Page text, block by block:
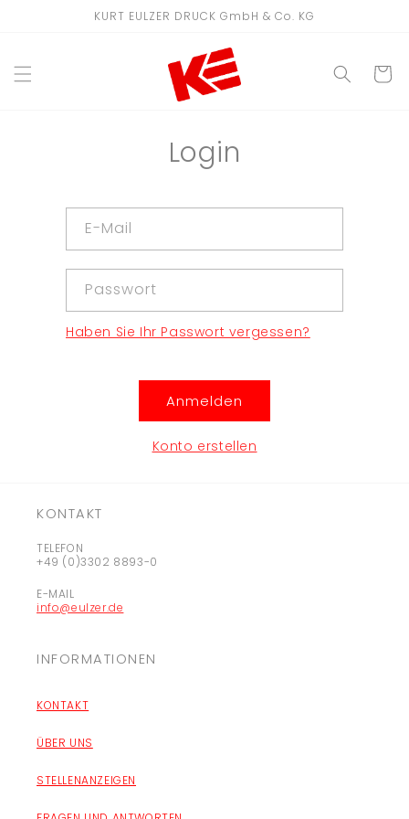
KURT EULZER DRUCK GmbH & Co. KG
Login
E-Mail
Passwort
Haben Sie Ihr Passwort vergessen?
Anmelden
Konto erstellen
KONTAKT
TELEFON
+49 (0)3302 8893-0
E-MAIL
info@eulzer.de
INFORMATIONEN
KONTAKT
ÜBER UNS
STELLENANZEIGEN